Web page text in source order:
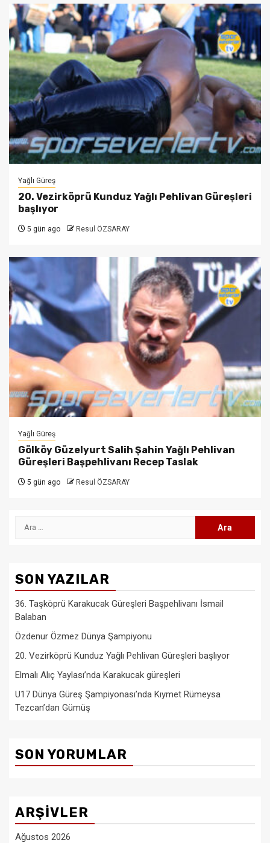
Yağlı Güreş
20. Vezirköprü Kunduz Yağlı Pehlivan Güreşleri
başlıyor
5 gün ago Resul ÖZSARAY
Yağlı Güreş
Gölköy Güzelyurt Salih Şahin Yağlı Pehlivan
Güreşleri Başpehlivanı Recep Taslak
5 gün ago Resul ÖZSARAY
Arama:
SON YAZILAR
36. Taşköprü Karakucak Güreşleri Başpehlivanı İsmail
Balaban
Özdenur Özmez Dünya Şampiyonu
20. Vezirköprü Kunduz Yağlı Pehlivan Güreşleri başlıyor
Elmalı Alıç Yaylası’nda Karakucak güreşleri
U17 Dünya Güreş Şampiyonası’nda Kıymet Rümeysa
Tezcan’dan Gümüş
SON YORUMLAR
ARŞIVLER
Ağustos 2026